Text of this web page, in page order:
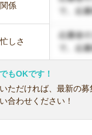
係
しさ
もOKです！
ただければ、最新の
合わせください！